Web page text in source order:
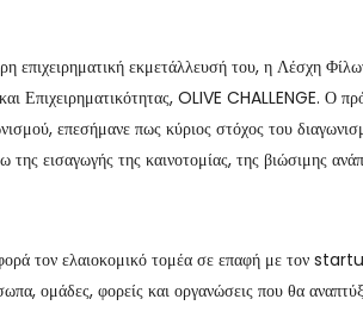
επιχειρηματική εκμετάλλευσή του, η Λέσχη
Επιχειρηματικότητας, OLIVE CHALLENGE. Ο
επεσήμανε πως κύριος στόχος του
εισαγωγής της καινοτομίας, της βιώσιμης
τον ελαιοκομικό τομέα σε επαφή με τον
ομάδες, φορείς και οργανώσεις που θα